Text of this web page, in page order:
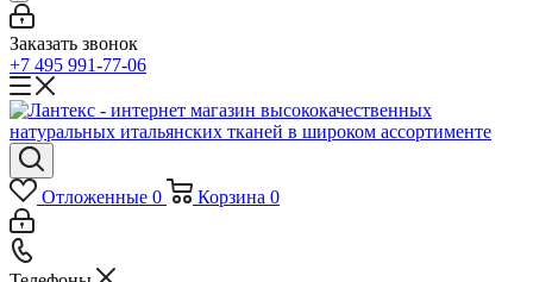
Заказать звонок
+7 495 991-77-06
Отложенные 0 Корзина 0